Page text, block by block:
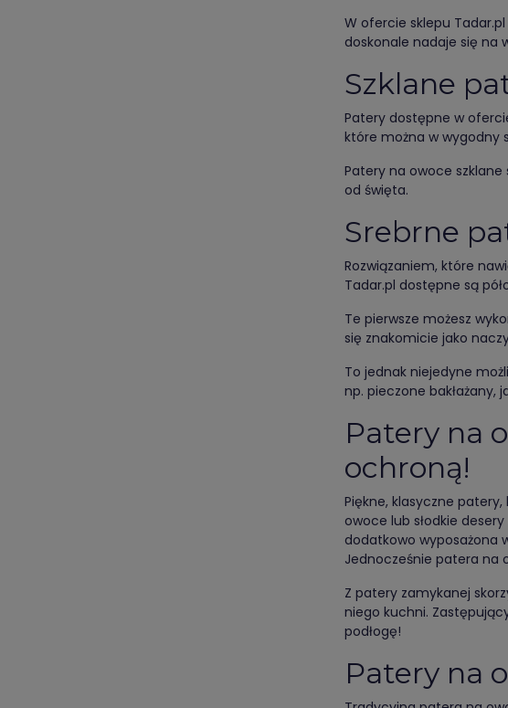
W ofercie sklepu
doskonale nadaje się na
Szklane
Patery dostępne w
które można w wygodny
Patery na owoce
od święta.
Srebrne
Rozwiązaniem, które
Tadar.pl dostępne są
Te pierwsze możesz
się znakomicie jako
To jednak niejedyne
np. pieczone bakłażany,
Patery na
ochroną!
Piękne, klasyczne
owoce lub słodkie
dodatkowo wyposażona
Jednocześnie patera na
Z patery zamykanej
niego kuchni.
podłogę!
Patery na